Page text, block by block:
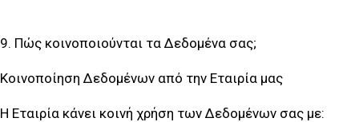
9. Πώς κοινοποιούνται τα Δεδομένα σας;
Κοινοποίηση Δεδομένων από την Εταιρία μας
Η Εταιρία κάνει κοινή χρήση των Δεδομένων σας με: